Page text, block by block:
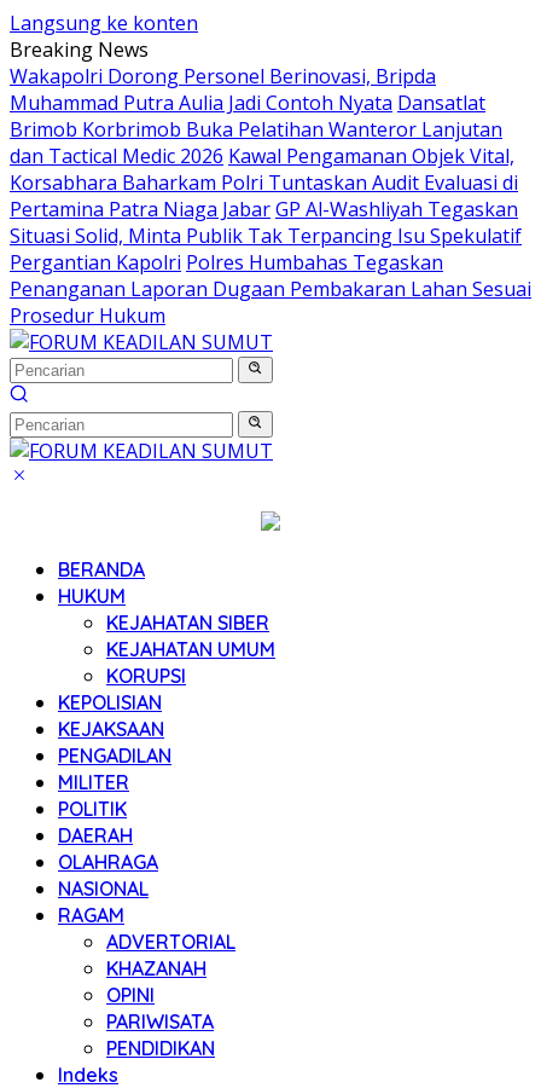
Langsung ke konten
Breaking News
Wakapolri Dorong Personel Berinovasi, Bripda
Muhammad Putra Aulia Jadi Contoh Nyata Dansatlat
Brimob Korbrimob Buka Pelatihan Wanteror Lanjutan
dan Tactical Medic 2026 Kawal Pengamanan Objek Vital,
Korsabhara Baharkam Polri Tuntaskan Audit Evaluasi di
Pertamina Patra Niaga JabarGP Al-Washliyah Tegaskan
Situasi Solid, Minta Publik Tak Terpancing Isu Spekulatif
Pergantian Kapolri Polres Humbahas Tegaskan
Penanganan Laporan Dugaan Pembakaran Lahan Sesuai
Prosedur Hukum
BERANDA
HUKUM
KEJAHATAN SIBER
KEJAHATAN UMUM
KORUPSI
KEPOLISIAN
KEJAKSAAN
PENGADILAN
MILITER
POLITIK
DAERAH
OLAHRAGA
NASIONAL
RAGAM
ADVERTORIAL
KHAZANAH
OPINI
PARIWISATA
PENDIDIKAN
Indeks